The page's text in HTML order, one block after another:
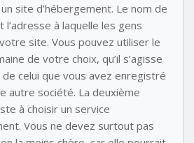
site d’hébergement. Le nom de
l’adresse à laquelle les gens
site. Vous pouvez utiliser le
de votre choix, qu’il s’agisse
celui que vous avez enregistré
autre société. La deuxième
à choisir un service
Vous ne devez surtout pas